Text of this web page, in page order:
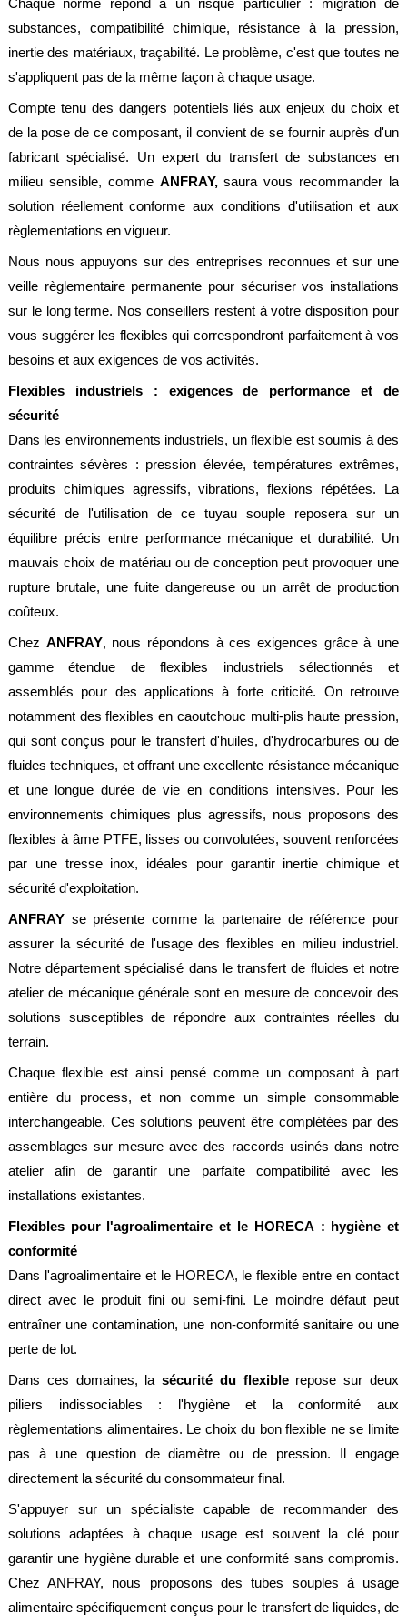
légales
Chaque norme répond à un risque particulier : migration de
substances, compatibilité chimique, résistance à la pression,
inertie des matériaux, traçabilité. Le problème, c'est que toutes ne
s'appliquent pas de la même façon à chaque usage.
Compte tenu des dangers potentiels liés aux enjeux du choix et
de la pose de ce composant, il convient de se fournir auprès d'un
fabricant spécialisé. Un expert du transfert de substances en
milieu sensible, comme ANFRAY,saura vous recommander la
solution réellement conforme aux conditions d'utilisation et aux
règlementations en vigueur.
Nous nous appuyons sur des entreprises reconnues et sur une
veille règlementaire permanente pour sécuriser vos installations
sur le long terme. Nos conseillers restent à votre disposition pour
vous suggérer les flexibles qui correspondront parfaitement à vos
besoins et aux exigences de vos activités.
Flexibles industriels : exigences de performance et de
sécurité
Dans les environnements industriels, un flexible est soumis à des
contraintes sévères : pression élevée, températures extrêmes,
produits chimiques agressifs, vibrations, flexions répétées. La
sécurité de l'utilisation de ce tuyau souple reposera sur un
équilibre précis entre performance mécanique et durabilité. Un
mauvais choix de matériau ou de conception peut provoquer une
rupture brutale, une fuite dangereuse ou un arrêt de production
coûteux.
Chez ANFRAY, nous répondons à ces exigences grâce à une
gamme étendue de flexibles industriels sélectionnés et
assemblés pour des applications à forte criticité. On retrouve
notamment des flexibles en caoutchouc multi-plis haute pression,
qui sont conçus pour le transfert d'huiles, d'hydrocarbures ou de
fluides techniques, et offrant une excellente résistance mécanique
et une longue durée de vie en conditions intensives. Pour les
environnements chimiques plus agressifs, nous proposons des
flexibles à âme PTFE, lisses ou convolutées, souvent renforcées
par une tresse inox, idéales pour garantir inertie chimique et
sécurité d'exploitation.
ANFRAYse présente comme la partenaire de référence pour
assurer la sécurité de l'usage des flexibles en milieu industriel.
Notre département spécialisé dans le transfert de fluides et notre
atelier de mécanique générale sont en mesure de concevoir des
solutions susceptibles de répondre aux contraintes réelles du
terrain.
Chaque flexible est ainsi pensé comme un composant à part
entière du process, et non comme un simple consommable
interchangeable. Ces solutions peuvent être complétées par des
assemblages sur mesure avec des raccords usinés dans notre
atelier afin de garantir une parfaite compatibilité avec les
installations existantes.
Flexibles pour l'agroalimentaire et le HORECA : hygiène et
conformité
Dans l'agroalimentaire et le HORECA, le flexible entre en contact
direct avec le produit fini ou semi-fini. Le moindre défaut peut
entraîner une contamination, une non-conformité sanitaire ou une
perte de lot.
Dans ces domaines, lasécurité du flexiblerepose sur deux
piliers indissociables : l'hygiène et la conformité aux
règlementations alimentaires. Le choix du bon flexible ne se limite
pas à une question de diamètre ou de pression. Il engage
directement la sécurité du consommateur final.
S'appuyer sur un spécialiste capable de recommander des
solutions adaptées à chaque usage est souvent la clé pour
garantir une hygiène durable et une conformité sans compromis.
Chez ANFRAY, nous proposons des tubes souples à usage
alimentaire spécifiquement conçus pour le transfert de liquides, de